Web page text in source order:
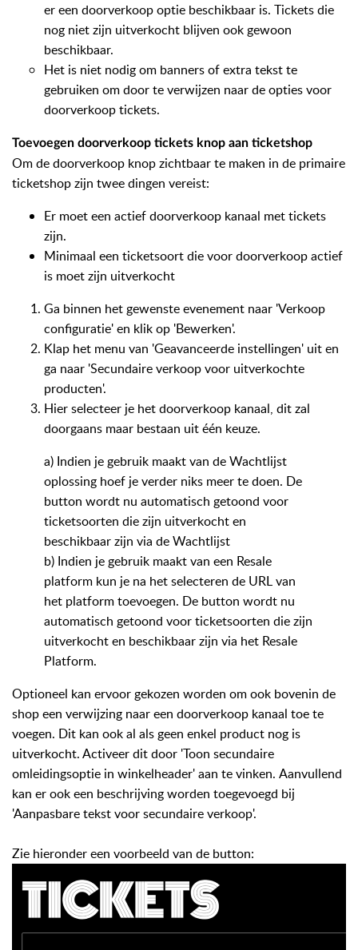
er een doorverkoop optie beschikbaar is. Tickets die
nog niet zijn uitverkocht blijven ook gewoon
beschikbaar.
Het is niet nodig om banners of extra tekst te
gebruiken om door te verwijzen naar de opties voor
doorverkoop tickets.
Toevoegen doorverkoop tickets knop aan ticketshop
Om de doorverkoop knop zichtbaar te maken in de primaire
ticketshop zijn twee dingen vereist:
Er moet een actief doorverkoop kanaal met tickets
zijn.
Minimaal een ticketsoort die voor doorverkoop actief
is moet zijn uitverkocht
Ga binnen het gewenste evenement naar 'Verkoop
configuratie' en klik op 'Bewerken'.
Klap het menu van 'Geavanceerde instellingen' uit en
ga naar 'Secundaire verkoop voor uitverkochte
producten'.
Hier selecteer je het doorverkoop kanaal, dit zal
doorgaans maar bestaan uit één keuze.
a) Indien je gebruik maakt van de Wachtlijst
oplossing hoef je verder niks meer te doen. De
button wordt nu automatisch getoond voor
ticketsoorten die zijn uitverkocht en
beschikbaar zijn via de Wachtlijst
b) Indien je gebruik maakt van een Resale
platform kun je na het selecteren de URL van
het platform toevoegen. De button wordt nu
automatisch getoond voor ticketsoorten die zijn
uitverkocht en beschikbaar zijn via het Resale
Platform.
Optioneel kan ervoor gekozen worden om ook bovenin de
shop een verwijzing naar een doorverkoop kanaal toe te
voegen. Dit kan ook al als geen enkel product nog is
uitverkocht. Activeer dit door 'Toon secundaire
omleidingsoptie in winkelheader' aan te vinken. Aanvullend
kan er ook een beschrijving worden toegevoegd bij
'Aanpasbare tekst voor secundaire verkoop'.
Zie hieronder een voorbeeld van de button: